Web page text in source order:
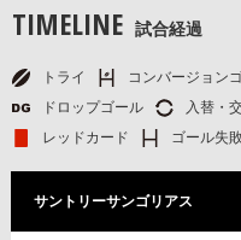
TIMELINE 試合経過
トライ コンバージョン
ドロップゴール
入替・
レッドカード
ゴール失
サントリーサンゴリアス